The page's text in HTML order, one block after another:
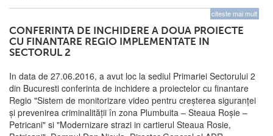
citeste mai mult
CONFERINTA DE INCHIDERE A DOUA PROIECTE
CU FINANTARE REGIO IMPLEMENTATE IN
SECTORUL 2
In data de 27.06.2016, a avut loc la sediul Primariei Sectorului 2
din Bucuresti conferinta de inchidere a proiectelor cu finantare
Regio "Sistem de monitorizare video pentru creșterea siguranței
și prevenirea criminalității în zona Plumbuita – Steaua Roșie –
Petricani" si "Modernizare strazi in cartierul Steaua Rosie,